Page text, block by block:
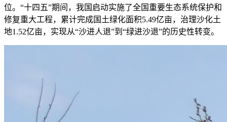
位。“十四五”期间，我国启动实施了全国重要生态系统保护和
修复重大工程，累计完成国土绿化面积5.49亿亩，治理沙化土
地1.52亿亩，实现从“沙进人退”到“绿进沙退”的历史性转变。